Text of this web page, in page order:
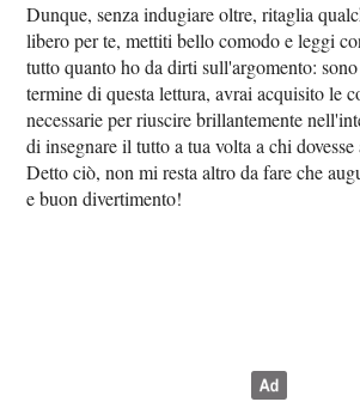
Dunque, senza indugiare oltre, ritaglia
libero per te, mettiti bello comodo e leggi
tutto quanto ho da dirti sull'argomento:
termine di questa lettura, avrai acquisito le
necessarie per riuscire brillantemente
di insegnare il tutto a tua volta a chi
Detto ciò, non mi resta altro da fare che
e buon divertimento!